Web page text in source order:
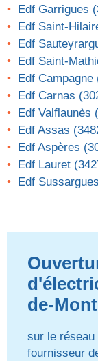
Edf Garrigues
Edf Saint-
Edf
Edf Saint-
Edf Campagne
Edf Carnas
Edf Valflaunès
Edf Assas
Edf Aspères
Edf Lauret
Edf
de-
sur le réseau
fournisseur